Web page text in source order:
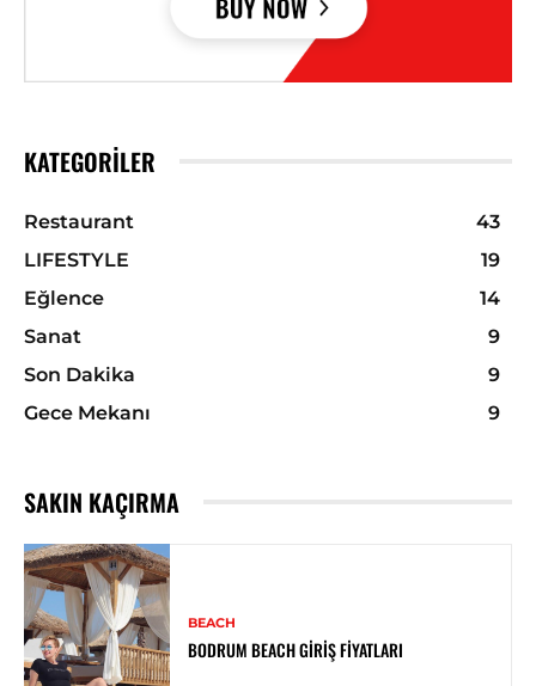
KATEGORILER
Restaurant
43
LIFESTYLE
19
Eğlence
14
Sanat
9
Son Dakika
9
Gece Mekanı
9
SAKIN KAÇIRMA
BEACH
BODRUM BEACH GIRIŞ FIYATLARI